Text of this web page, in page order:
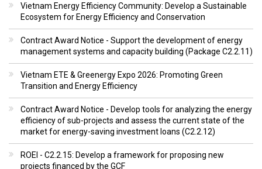
Vietnam Energy Efficiency Community: Develop a Sustainable
Ecosystem for Energy Efficiency and Conservation
Contract Award Notice - Support the development of energy
management systems and capacity building (Package C2.2.11)
Vietnam ETE & Greenergy Expo 2026: Promoting Green
Transition and Energy Efficiency
Contract Award Notice - Develop tools for analyzing the energy
efficiency of sub-projects and assess the current state of the
market for energy-saving investment loans (C2.2.12)
ROEI - C2.2.15: Develop a framework for proposing new
projects financed by the GCF